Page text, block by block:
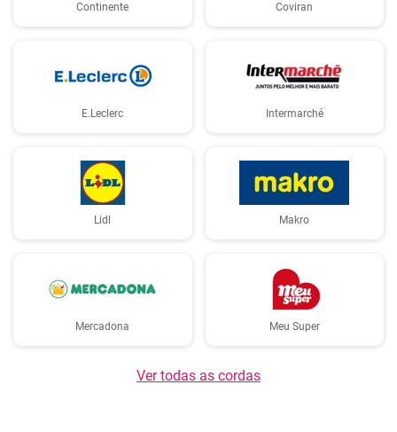
Continente Coviran
E.Leclerc Intermarché
Lidl Makro
Mercadona Meu Super
Ver todas as cordas